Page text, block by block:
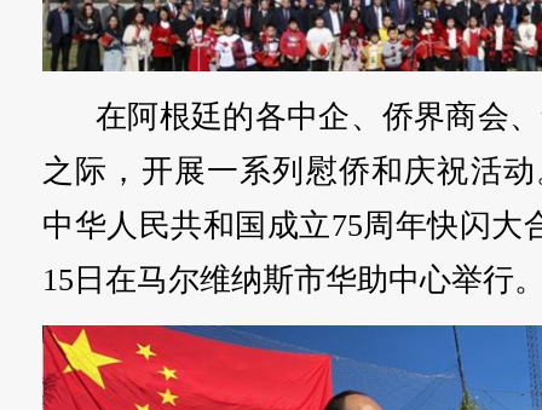
在阿根廷的各中企、侨界商会
之际，开展一系列慰侨和庆祝活
中华人民共和国成立75周年快闪大
15日在马尔维纳斯市华助中心举行